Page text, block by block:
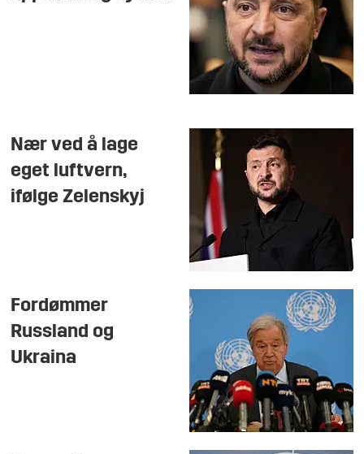
Nær ved å lage
eget luftvern,
ifølge Zelenskyj
Fordømmer
Russland og
Ukraina